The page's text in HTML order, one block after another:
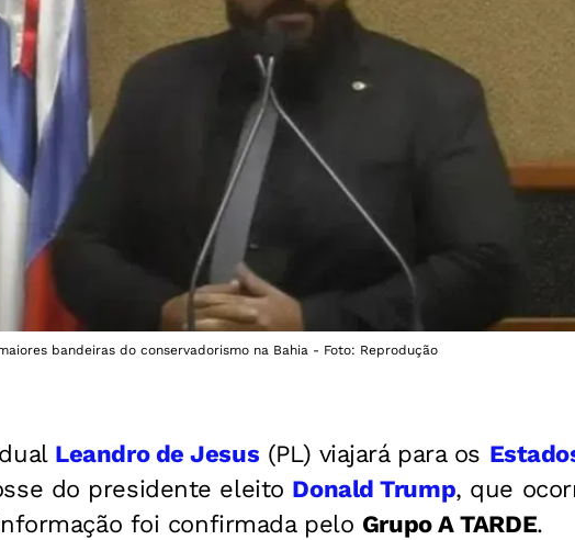
bandeiras do conservadorismo na Bahia - Foto: Reprodução
Leandro de Jesus (PL) viajará para os
do presidente eleito Donald Trump, que
foi confirmada pelo Grupo A TARDE.